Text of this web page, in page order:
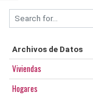
Archivos de Datos
Viviendas
Hogares